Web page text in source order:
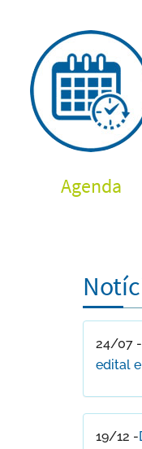
Agenda
24/07 -
edital e
19/12 -